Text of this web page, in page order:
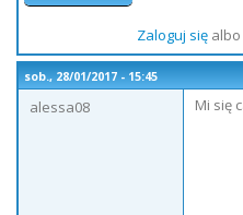
Zaloguj sięalbo
sob., 28/01/2017 - 15:45
alessa08
Mi się